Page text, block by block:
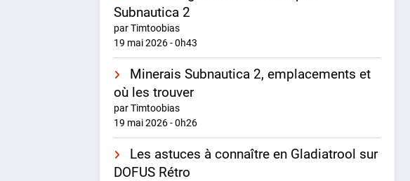
Subnautica 2
par Timtoobias
19 mai 2026 - 0h43
Minerais Subnautica 2, emplacements et
où les trouver
par Timtoobias
19 mai 2026 - 0h26
Les astuces à connaître en Gladiatrool sur
DOFUS Rétro